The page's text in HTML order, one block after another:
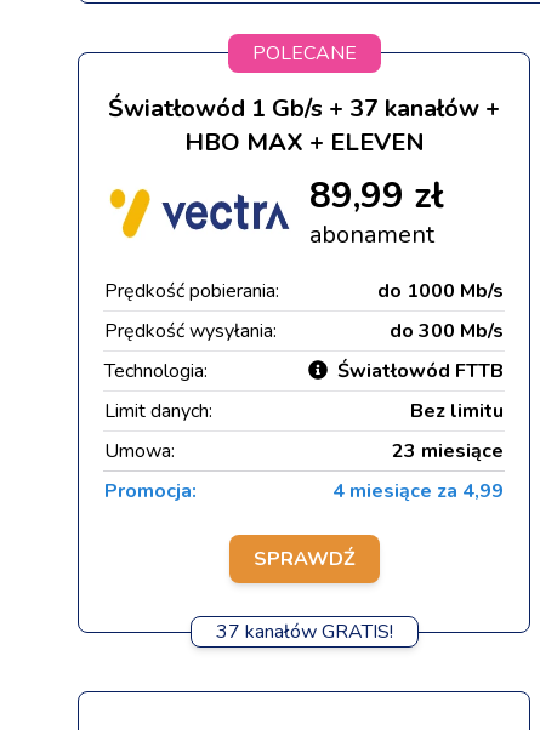
POLECANE
Światłowód 1 Gb/s + 37 kanałów +
HBO MAX + ELEVEN
89,99 zł
abonament
Prędkość pobierania:
do 1000 Mb/s
Prędkość wysyłania:
do 300 Mb/s
Technologia:
Światłowód FTTB
Limit danych:
Bez limitu
Umowa:
23 miesiące
Promocja:
4 miesiące za 4,99
SPRAWDŹ
37 kanałów GRATIS!